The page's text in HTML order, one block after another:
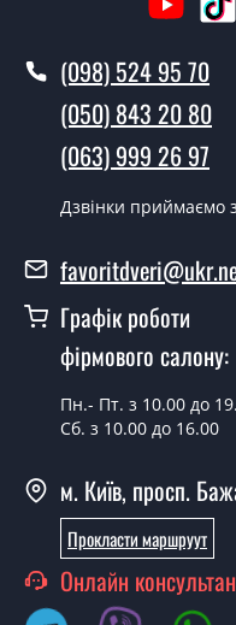
Ви робите
Так робимо. Монтаж
згідно з чергою, у всі
Скільки
Аркадія
шоколадний - от 1800
Можна на
У вас є в
Так, ми маємо великий
полотен.
Ви робите
(098) 524 95 70
(050) 843 20 80
(063) 999 26 97
Дзвінки приймаємо
Графік роботи
фірмового салону:
Пн.- Пт. з 10.00 до
Сб. з 10.00 до 16.00
м. Київ, просп.
Прокласти маршруут
Онлайн